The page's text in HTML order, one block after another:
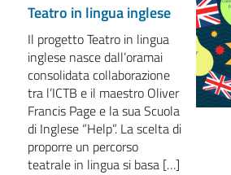
Teatro in lingua inglese
Il progetto Teatro in lingua
inglese nasce dall’oramai
consolidata collaborazione
tra l’ICTB e il maestro Oliver
Francis Page e la sua Scuola
di Inglese “Help”. La scelta di
proporre un percorso
teatrale in lingua si basa […]